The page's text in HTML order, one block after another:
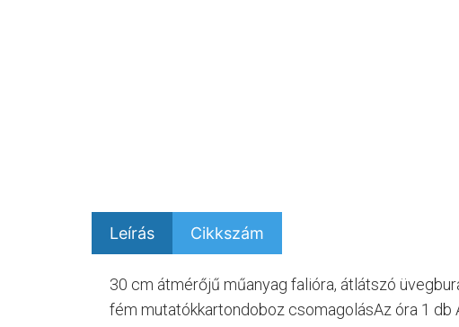
Leírás Cikkszám
30 cm átmérőjű műanyag falióra, átlátszó
fém mutatókkartondoboz csomagolásAz óra 1